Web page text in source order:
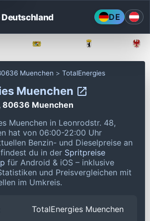
DE
Muenchen TotalEnergies
Muenchen
80636 Muenchen
Muenchen in Leonrodstr. 48,
hat von 06:00-22:00 Uhr
Benzin- und Dieselpreise an
du in der Spritpreise
für Android & iOS – inklusive
und Preisvergleichen mit
im Umkreis.
TotalEnergies Muenchen